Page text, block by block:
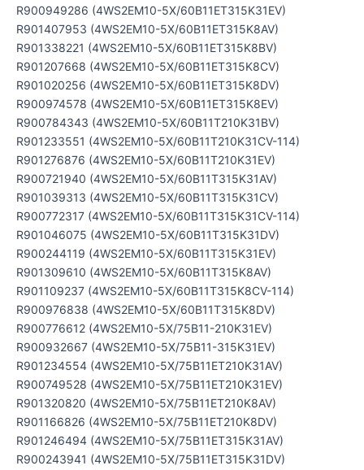
R900949286 (4WS2EM10-5X/60B11ET315K31EV)
R901407953 (4WS2EM10-5X/60B11ET315K8AV)
R901338221 (4WS2EM10-5X/60B11ET315K8BV)
R901207668 (4WS2EM10-5X/60B11ET315K8CV)
R901020256 (4WS2EM10-5X/60B11ET315K8DV)
R900974578 (4WS2EM10-5X/60B11ET315K8EV)
R900784343 (4WS2EM10-5X/60B11T210K31BV)
R901233551 (4WS2EM10-5X/60B11T210K31CV-114)
R901276876 (4WS2EM10-5X/60B11T210K31EV)
R900721940 (4WS2EM10-5X/60B11T315K31AV)
R901039313 (4WS2EM10-5X/60B11T315K31CV)
R900772317 (4WS2EM10-5X/60B11T315K31CV-114)
R901046075 (4WS2EM10-5X/60B11T315K31DV)
R900244119 (4WS2EM10-5X/60B11T315K31EV)
R901309610 (4WS2EM10-5X/60B11T315K8AV)
R901109237 (4WS2EM10-5X/60B11T315K8CV-114)
R900976838 (4WS2EM10-5X/60B11T315K8DV)
R900776612 (4WS2EM10-5X/75B11-210K31EV)
R900932667 (4WS2EM10-5X/75B11-315K31EV)
R901234554 (4WS2EM10-5X/75B11ET210K31AV)
R900749528 (4WS2EM10-5X/75B11ET210K31EV)
R901320820 (4WS2EM10-5X/75B11ET210K8AV)
R901166826 (4WS2EM10-5X/75B11ET210K8DV)
R901246494 (4WS2EM10-5X/75B11ET315K31AV)
R900243941 (4WS2EM10-5X/75B11ET315K31DV)